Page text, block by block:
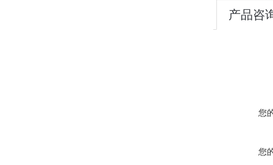
产品咨
您
您